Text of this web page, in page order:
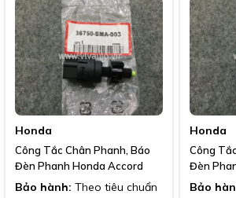
Honda
Công Tắc Chân Phanh, Báo
Đèn Phanh Honda Accord
Bảo hành: Theo tiêu chuẩn
Honda
Công
Đèn
Bảo